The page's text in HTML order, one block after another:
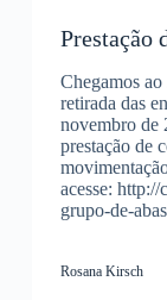
Prestação
Chegamos
retirada das
novembro de
prestação de
acesse:
grupo-de-
Rosana Kirsch